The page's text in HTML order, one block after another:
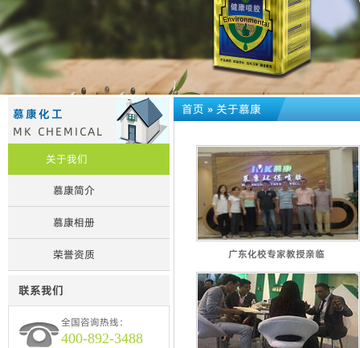
慕康化工
MK CHEMICAL
关于我们
慕康简介
慕康相册
荣誉资质
联系我们
全国咨询热线：
400-892-3488
首页»关于慕康
广东化校专家教授亲临